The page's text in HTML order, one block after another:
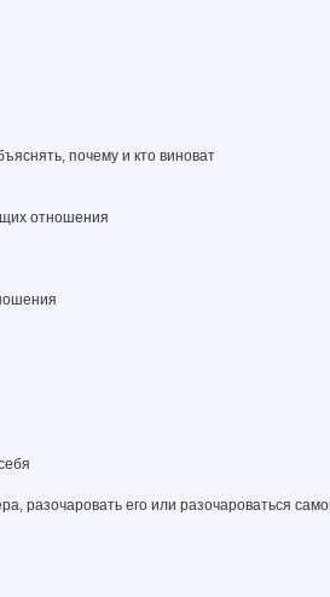
почему и кто виноват
отношения
разочаровать его или разочароваться